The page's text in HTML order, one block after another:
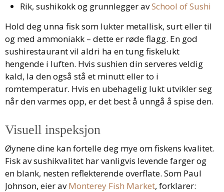
Rik, sushikokk og grunnlegger avSchool of Sushi
Hold deg unna fisk som lukter metallisk, surt eller til
og med ammoniakk – dette er røde flagg. En god
sushirestaurant vil aldri ha en tung fiskelukt
hengende i luften. Hvis sushien din serveres veldig
kald, la den også stå et minutt eller to i
romtemperatur. Hvis en ubehagelig lukt utvikler seg
når den varmes opp, er det best å unngå å spise den.
Visuell inspeksjon
Øynene dine kan fortelle deg mye om fiskens kvalitet.
Fisk av sushikvalitet har vanligvis levende farger og
en blank, nesten reflekterende overflate. Som Paul
Johnson, eier avMonterey Fish Market, forklarer: